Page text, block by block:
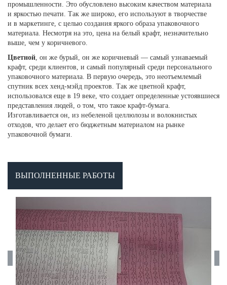
промышленности. Это обусловлено высоким качеством материала
и яркостью печати. Так же широко, его используют в творчестве
и в маркетинге, с целью создания яркого образа упаковочного
материала. Несмотря на это, цена на белый крафт, незначительно
выше, чем у коричневого.
Цветной, он же бурый, он же коричневый — самый узнаваемый
крафт, среди клиентов, и самый популярный среди персонального
упаковочного материала. В первую очередь, это неотъемлемый
спутник всех хенд-мэйд проектов. Так же цветной крафт,
использовался еще в 19 веке, что создает определенные устоявшиеся
представления людей, о том, что такое крафт-бумага.
Изготавливается он, из небеленой целлюлозы и волокнистых
отходов, что делает его бюджетным материалом на рынке
упаковочной бумаги.
ВЫПОЛНЕННЫЕ РАБОТЫ